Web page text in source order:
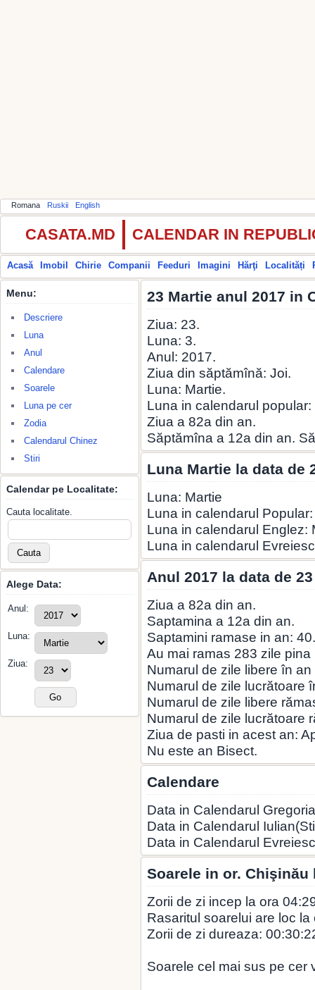
Romana Ruskii English
CASATA.MD CALENDAR IN
Acasă Imobil Chirie Companii Feeduri Imagini Hărţi Localități
Menu:
Descriere
Luna
Anul
Calendare
Soarele
Luna pe cer
Zodia
Calendarul Chinez
Stiri
Calendar pe Localitate:
Cauta localitate.
Alege Data:
Anul:
Luna:
Ziua:
23 Martie anul 2017 in
Ziua: 23.
Luna: 3.
Anul: 2017.
Ziua din săptămînă: Joi.
Luna: Martie.
Luna in calendarul popular:
Ziua a 82a din an.
Săptămîna a 12a din an.
Luna Martie la data de
Luna: Martie
Luna in calendarul
Luna in calendarul Englez:
Luna in calendarul
Anul 2017 la data de
Ziua a 82a din an.
Saptamina a 12a din an.
Saptamini ramase in an: 40.
Au mai ramas 283 zile pina
Numarul de zile libere în
Numarul de zile lucrătoare
Numarul de zile libere
Numarul de zile lucrătoare
Ziua de pasti in acest an:
Nu este an Bisect.
Calendare
Data in Calendarul
Data in Calendarul
Data in Calendarul
Soarele in or. Chişinău
Zorii de zi incep la ora
Rasaritul soarelui are loc la
Zorii de zi dureaza:
Soarele cel mai sus pe cer